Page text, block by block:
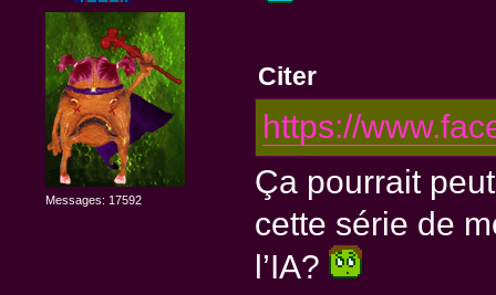
Messages: 17592
Citer
https://
Ça pourrait
cette série de
l’IA?